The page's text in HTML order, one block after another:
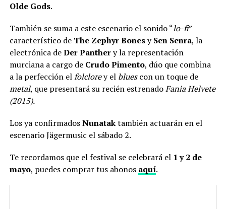
Olde Gods.
También se suma a este escenario el sonido “lo-fi”
característico de The Zephyr BonesySen Senra, la
electrónica deDer Panthery la representación
murciana a cargo de Crudo Pimento, dúo que combina
a la perfección elfolclorey elbluescon un toque de
metal, que presentará su recién estrenadoFania Helvete
(2015).
Los ya confirmadosNunataktambién actuarán en el
escenario Jägermusic el sábado 2.
Te recordamos que el festival se celebrará el 1 y 2 de
mayo, puedes comprar tus abonos aquí.